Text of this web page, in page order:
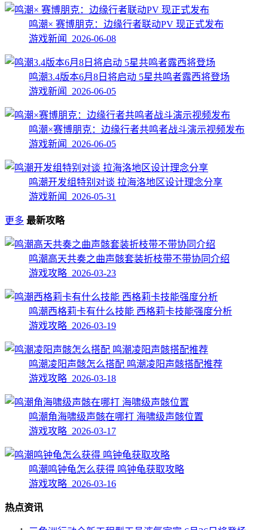
鸣潮× 赛博朋克：边缘行者联动PV 现正式发布
游戏新闻 2026-06-08
鸣潮3.4版本6月8日将启动 5星共鸣者露西将登场
游戏新闻 2026-06-05
鸣潮×赛博朋克：边缘行者共鸣者战斗演示视频发布
游戏新闻 2026-06-05
鸣潮开发组特别对谈 拉海洛地区设计理念分享
游戏新闻 2026-05-31
更多 最新攻略
鸣潮高天共奏之曲声骸套装折枝带不带协同介绍
游戏攻略 2026-03-23
鸣潮西格莉卡有什么技能 西格莉卡技能强度分析
游戏攻略 2026-03-19
鸣潮凌阳声骸怎么搭配 鸣潮凌阳声骸搭配推荐
游戏攻略 2026-03-18
鸣潮角海啸级声骸在哪打 海啸级声骸位置
游戏攻略 2026-03-17
鸣潮鸣钟龟怎么获得 鸣钟龟获取攻略
游戏攻略 2026-03-16
热点资讯